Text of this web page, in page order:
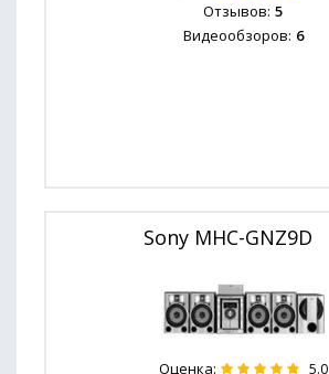
Отзывов: 5
Видеообзоров: 6
Sony MHC-GNZ9D
Оценка: 5.0